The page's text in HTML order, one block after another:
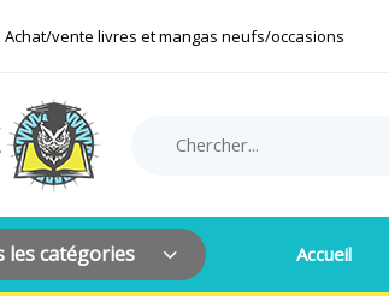
Achat/vente livres et mangas neufs/occasions
les catégories Accueil